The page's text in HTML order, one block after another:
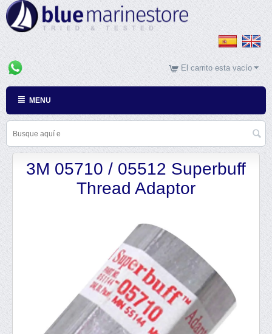
El carrito esta vacío
MENU
3M 05710 / 05512 Superbuff
Thread Adaptor